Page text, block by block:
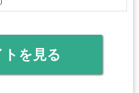
を見る